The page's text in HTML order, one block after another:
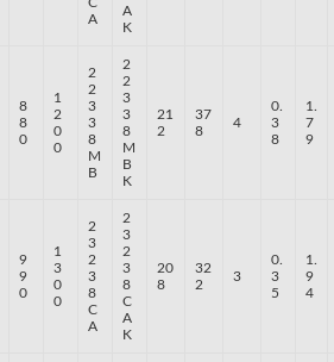
A
A
K
8
8
0
1
2
0
0
2
2
3
3
8
M
B
2
2
3
3
8
M
B
K
21
2
37
8
4
0.
3
8
1.
7
9
9
9
0
1
3
0
0
2
3
2
3
8
C
A
2
3
2
3
8
C
A
K
20
8
32
2
3
0.
3
5
1.
9
4